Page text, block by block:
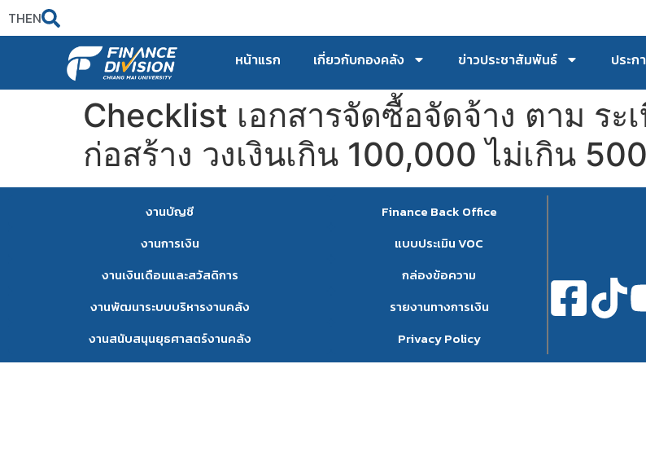
THEN
หน้าแรก เกี่ยวกับกองคลัง ข่าวประชาสัมพันธ์ ประ
Checklist เอกสารจัดซื้อจัดจ้าง ตาม ระ
ก่อสร้าง วงเงินเกิน 100,000 ไม่เกิน
งานบัญชี
งานการเงิน
งานเงินเดือนและสวัสดิการ
งานพัฒนาระบบบริหารงานคลัง
งานสนับสนุนยุธศาสตร์งานคลัง
Finance Back Office
แบบประเมิน VOC
กล่องข้อความ
รายงานทางการเงิน
Privacy Policy